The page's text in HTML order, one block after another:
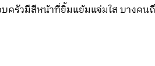
ครัวมีสีหน้าที่ยิ้มแย้มแจ่มใส บางคน